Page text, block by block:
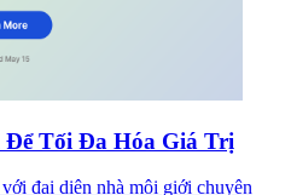
Để Tối Đa Hóa Giá Trị
đại diện nhà môi giới chuyên